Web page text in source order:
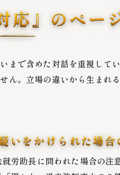
応』のペー
で含めた対話を重視して
。立場の違いから生まれ
いをかけられた場合
就労助長に問われた場合の